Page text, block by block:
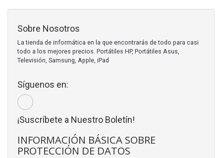
Sobre Nosotros
La tienda de informática en la que encontrarás de todo para casi
todo a los mejores precios. Portátiles HP, Portátiles Asus,
Televisión, Samsung, Apple, iPad
Síguenos en:
¡Suscríbete a Nuestro Boletín!
INFORMACIÓN BÁSICA SOBRE
PROTECCIÓN DE DATOS